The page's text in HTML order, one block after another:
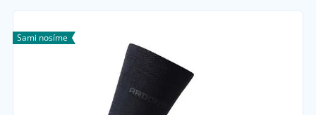
Sami nosíme